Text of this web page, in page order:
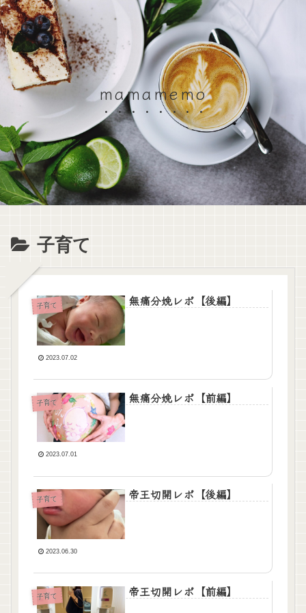
mamamemo
子育て
子育て 無痛分娩レポ【後編】
2023.07.02
子育て 無痛分娩レポ【前編】
2023.07.01
子育て 帝王切開レポ【後編】
2023.06.30
子育て 帝王切開レポ【前編】